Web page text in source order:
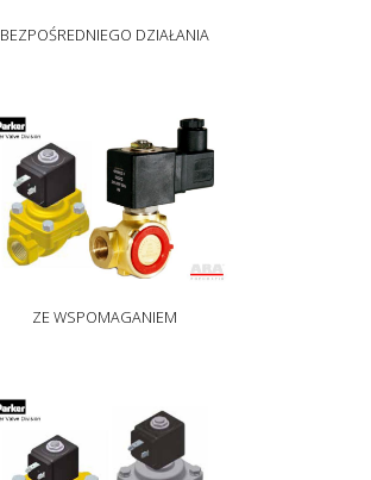
BEZPOŚREDNIEGO DZIAŁANIA
ZE WSPOMAGANIEM